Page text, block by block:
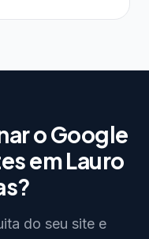
o Google
em Lauro
do seu site e